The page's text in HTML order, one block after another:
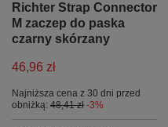
Richter Strap Connector
M zaczep do paska
czarny skórzany
46,96 zł
Najniższa cena z 30 dni przed
obniżką: 48,41 zł -3%